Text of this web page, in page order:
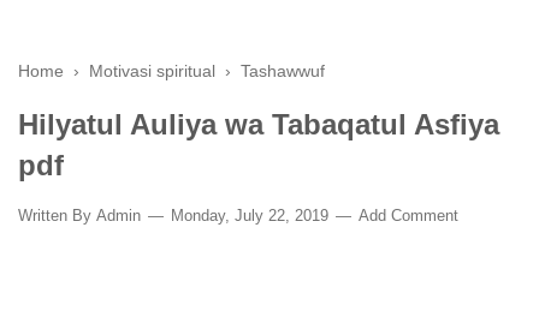
Home › Motivasi spiritual › Tashawwuf
Hilyatul Auliya wa Tabaqatul Asfiya
pdf
Written By Admin Monday, July 22, 2019 Add Comment